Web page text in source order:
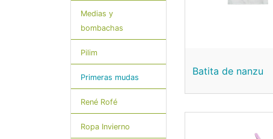
Medias y
bombachas
Pilim
Primeras mudas
René Rofé
Ropa Invierno
Batita de nanzu